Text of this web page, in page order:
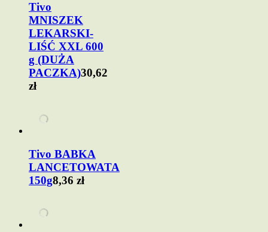
Tivo
MNISZEK
LEKARSKI-
LIŚĆ XXL 600
g (DUŻA
PACZKA)30,62
zł
Tivo BABKA
LANCETOWATA
150g8,36 zł